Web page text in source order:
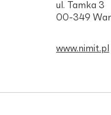
ul. Tamka 3
00-349
www.nimit.pl